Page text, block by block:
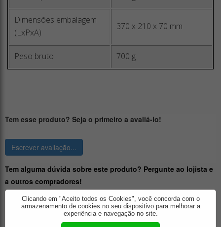
Dimensões embalagem
(LxPxA)
370 x 210 x 70 mm
Peso bruto 700 g
Tem esse produto? Seja o primeiro a avaliá-lo!
Escrever avaliação...
Tem alguma dúvida sobre este produto? Pergunte ao lojista e
a outros compradores!
Clicando em "Aceito todos os Cookies", você concorda com o
armazenamento de cookies no seu dispositivo para melhorar a
experiência e navegação no site.